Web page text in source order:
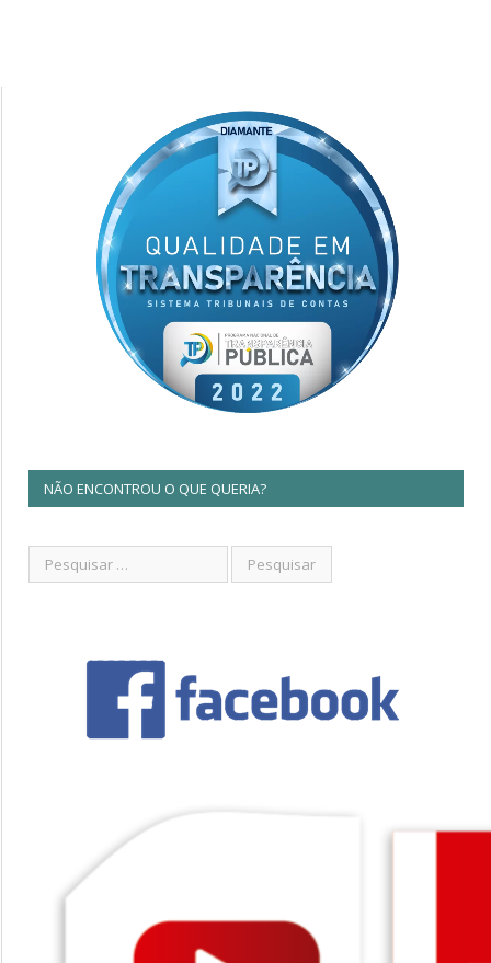
NÃO ENCONTROU O QUE QUERIA?